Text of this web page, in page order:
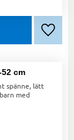
Lägg
cm
spänne, lätt
med